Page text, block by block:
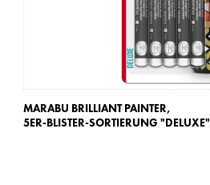
MARABU BRILLIANT PAINTER,
5ER-BLISTER-SORTIERUNG "DELUXE"